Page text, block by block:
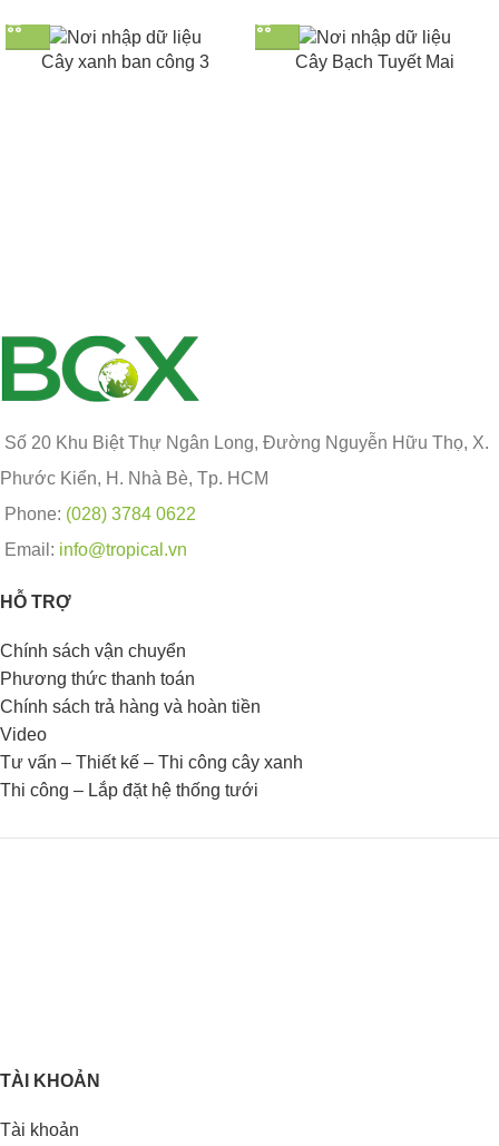
Cây xanh ban công 3 Cây Bạch Tuyết Mai
Số 20 Khu Biệt Thự Ngân Long, Đường Nguyễn Hữu Thọ, X.
Phước Kiển, H. Nhà Bè, Tp. HCM
Phone: (028) 3784 0622
Email: info@tropical.vn
HỖ TRỢ
Chính sách vận chuyển
Phương thức thanh toán
Chính sách trả hàng và hoàn tiền
Video
Tư vấn – Thiết kế – Thi công cây xanh
Thi công – Lắp đặt hệ thống tưới
TÀI KHOẢN
Tài khoản